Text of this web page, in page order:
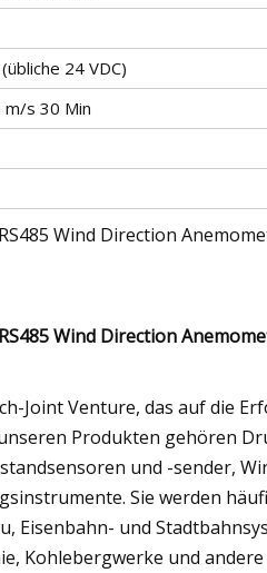
24 VDC)
m/s 30 Min
Joint Venture, das auf die
Produkten gehören
und -sender,
Sie werden
Eisenbahn- und
Kohlebergwerke und